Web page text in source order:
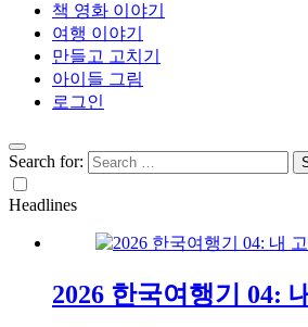
책 영화 이야기
여행 이야기
만들고 고치기
아이들 그림
로그인
Search for:
Headlines
2026 한국여행기 04: